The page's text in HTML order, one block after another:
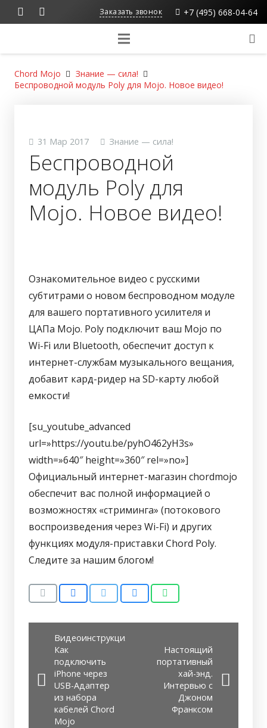
Заказать звонок +7 (495) 668-04-64
Chord Mojo
Знание — сила!
Беспроводной модуль Poly для Mojo. Новое видео!
31 Мар 2017 Знание — сила!
Беспроводной
модуль Poly для
Mojo. Новое видео!
Ознакомительное видео с русскими
субтитрами о новом беспроводном модуле
для вашего портативного усилителя и
ЦАПа Mojo. Poly подключит ваш Mojo по
Wi-Fi или Bluetooth, обеспечит доступ к
интернет-службам музыкального вещания,
добавит кард-ридер на SD-карту любой
емкости!
[su_youtube_advanced
url=»https://youtu.be/pyhO462yH3s»
width=»640″ height=»360″ rel=»no»]
Официальный интернет-магазин chordmojo
обеспечит вас полной информацией о
возможностях «стриминга» (потокового
воcпроизведения через Wi-Fi) и других
функциях модуля-приставки Chord Poly.
Следите за нашим блогом!
Видеоинструкция.
Как
подключить
iPhone через
USB-Адаптер
из набора
кабелей Chord
Mojo
Настоящий
портативный
хай-энд.
Интервью с
Джоном
Франксом